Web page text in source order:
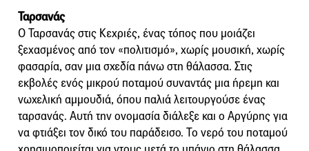
Ταρσανάς
Ο Ταρσανάς στις Κεχριές, ένας τόπος που μοιάζει
ξεχασμένος από τον «πολιτισμό», χωρίς μουσική, χωρίς
φασαρία, σαν μια σχεδία πάνω στη θάλασσα. Στις
εκβολές ενός μικρού ποταμού συναντάς μια ήρεμη και
νωχελική αμμουδιά, όπου παλιά λειτουργούσε ένας
ταρσανάς. Αυτή την ονομασία διάλεξε και ο Αργύρης για
να φτιάξει τον δικό του παράδεισο. Το νερό του ποταμού